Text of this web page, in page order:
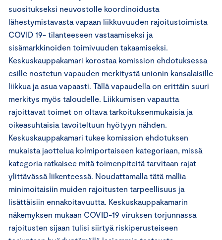
suositukseksi neuvostolle koordinoidusta
lähestymistavasta vapaan liikkuvuuden rajoitustoimista
COVID 19- tilanteeseen vastaamiseksi ja
sisämarkkinoiden toimivuuden takaamiseksi.
Keskuskauppakamari korostaa komission ehdotuksessa
esille nostetun vapauden merkitystä unionin kansalaisille
liikkua ja asua vapaasti. Tällä vapaudella on erittäin suuri
merkitys myös taloudelle. Liikkumisen vapautta
rajoittavat toimet on oltava tarkoituksenmukaisia ja
oikeasuhtaisia tavoiteltuun hyötyyn nähden.
Keskuskauppakamari tukee komission ehdotuksen
mukaista jaottelua kolmiportaiseen kategoriaan, missä
kategoria ratkaisee mitä toimenpiteitä tarvitaan rajat
ylittävässä liikenteessä. Noudattamalla tätä mallia
minimoitaisiin muiden rajoitusten tarpeellisuus ja
lisättäisiin ennakoitavuutta. Keskuskauppakamarin
näkemyksen mukaan COVID-19 viruksen torjunnassa
rajoitusten sijaan tulisi siirtyä riskiperusteiseen